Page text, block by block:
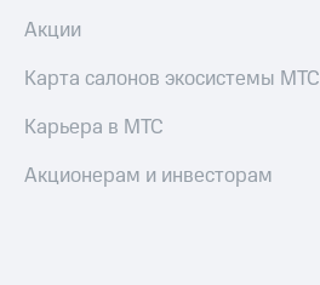
Акции
Карта салонов экосистемы МТС
Карьера в МТС
Акционерам и инвесторам